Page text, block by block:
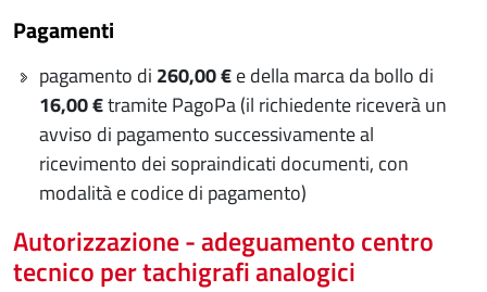
Pagamenti
pagamento di 260,00 €e della marca da bollo di
16,00 €tramite PagoPa (il richiedente riceverà un
avviso di pagamento successivamente al
ricevimento dei sopraindicati documenti, con
modalità e codice di pagamento)
Autorizzazione - adeguamento centro
tecnico per tachigrafi analogici